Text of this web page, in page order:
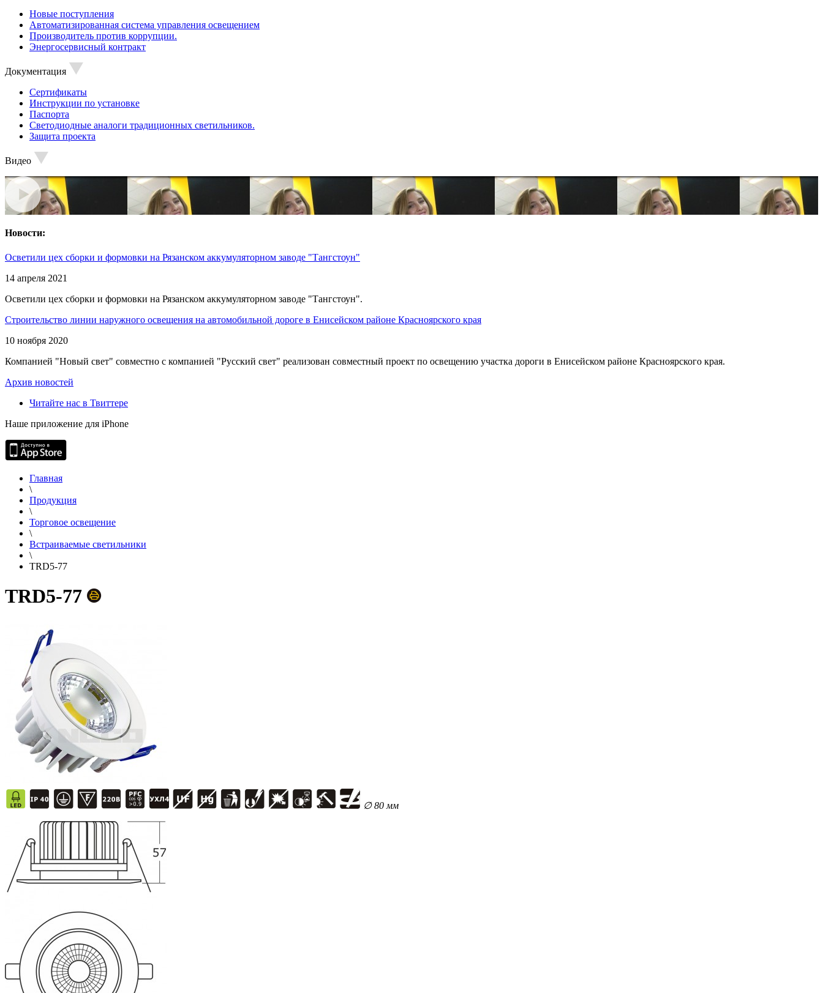
Новые поступления
Автоматизированная система управления освещением
Производитель против коррупции.
Энергосервисный контракт
Документация
Сертификаты
Инструкции по установке
Паспорта
Светодиодные аналоги традиционных светильников.
Защита проекта
Видео
Новости:
Осветили цех сборки и формовки на Рязанском аккумуляторном заводе "Тангстоун"
14 апреля 2021
Осветили цех сборки и формовки на Рязанском аккумуляторном заводе "Тангстоун".
Строительство линии наружного освещения на автомобильной дороге в Енисейском районе Красноярского края
10 ноября 2020
Компанией "Новый свет" совместно с компанией "Русский свет" реализован совместный проект по освещению участка дороги в Енисейском районе Красноярского края.
Архив новостей
Читайте нас в Твиттере
Наше приложение для iPhone
Главная
\
Продукция
\
Торговое освещение
\
Встраиваемые светильники
\
TRD5-77
TRD5-77
∅ 80 мм